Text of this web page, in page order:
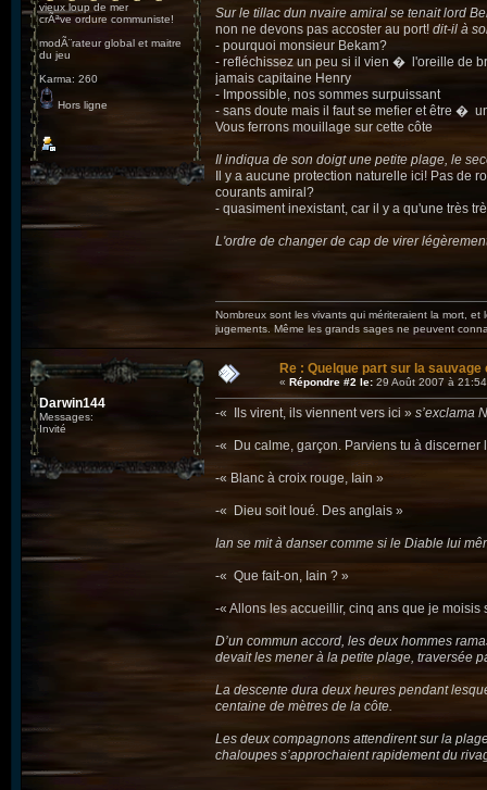
vieux loup de mer
crÃªve ordure communiste!
modÃ¨rateur global et maitre
du jeu
Karma: 260
Hors ligne
Sur le tillac dun nvaire amiral se tenait lord
non ne devons pas accoster au port! dit-il à
- pourquoi monsieur Bekam?
- refléchissez un peu si il vien � l'oreille de
jamais capitaine Henry
- Impossible, nos sommes surpuissant
- sans doute mais il faut se mefier et être �
Vous ferrons mouillage sur cette côte
Il indiqua de son doigt une petite plage, le
Il y a aucune protection naturelle ici! Pas de
courants amiral?
- quasiment inexistant, car il y a qu'une très
L'ordre de changer de cap de virer
Nombreux sont les vivants qui mériteraient la mort,
jugements. Même les grands sages ne peuvent
Darwin144
Messages:
Invité
Re : Quelque part sur la
« Répondre #2 le: 29 Août 2007 à
-« Ils virent, ils viennent vers ici » s’exclama
-« Du calme, garçon. Parviens tu à discerner
-« Blanc à croix rouge, Iain »
-« Dieu soit loué. Des anglais »
Ian se mit à danser comme si le Diable lui
-« Que fait-on, Iain ? »
-« Allons les accueillir, cinq ans que je moisis
D’un commun accord, les deux hommes
devait les mener à la petite plage, traversée
La descente dura deux heures pendant
centaine de mètres de la côte.
Les deux compagnons attendirent sur la
chaloupes s’approchaient rapidement du